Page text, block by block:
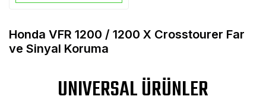
Honda VFR 1200 / 1200 X Crosstourer Far
ve Sinyal Koruma
UNIVERSAL ÜRÜNLER